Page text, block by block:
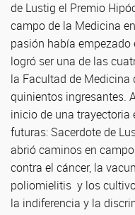
de Lustig el Premio
campo de la Medicina
pasión había
logró ser una de las
la Facultad de Medicina
quinientos ingresantes.
inicio de una trayectoria
futuras: Sacerdote de
abrió caminos en
contra el cáncer, la
poliomielitis y los
la indiferencia y la